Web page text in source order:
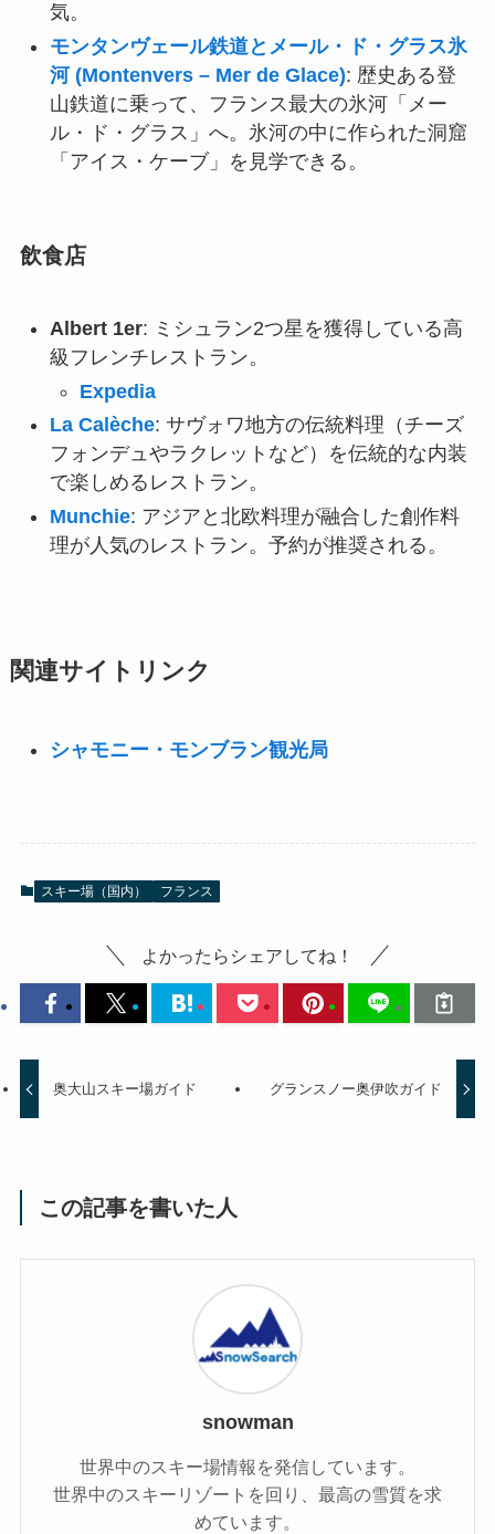
気。
モンタンヴェール鉄道とメール・ド・グラス氷
河 (Montenvers – Mer de Glace): 歴史ある登
山鉄道に乗って、フランス最大の氷河「メー
ル・ド・グラス」へ。氷河の中に作られた洞窟
「アイス・ケーブ」を見学できる。
飲食店
Albert 1er: ミシュラン2つ星を獲得している高
級フレンチレストラン。
Expedia
La Calèche: サヴォワ地方の伝統料理（チーズ
フォンデュやラクレットなど）を伝統的な内装
で楽しめるレストラン。
Munchie: アジアと北欧料理が融合した創作料
理が人気のレストラン。予約が推奨される。
関連サイトリンク
シャモニー・モンブラン観光局
スキー場（国内） フランス
よかったらシェアしてね！
奥大山スキー場ガイド グランスノー奥伊吹ガイド
この記事を書いた人
snowman
世界中のスキー場情報を発信しています。
世界中のスキーリゾートを回り、最高の雪質を求
めています。